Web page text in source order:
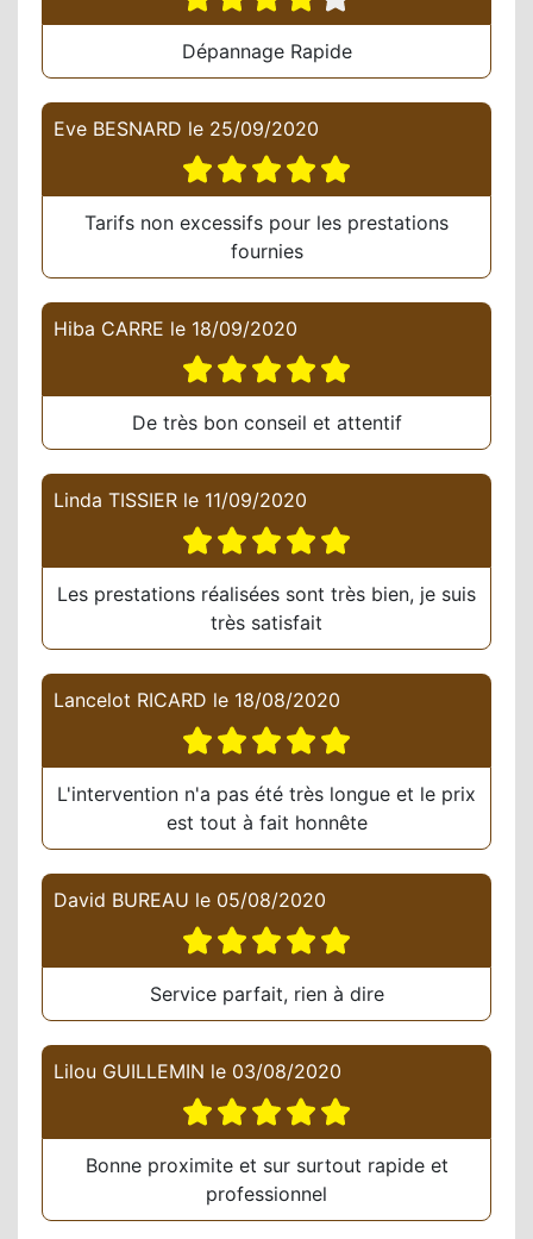
Dépannage Rapide
Eve BESNARD le 25/09/2020
Tarifs non excessifs pour les prestations
fournies
Hiba CARRE le 18/09/2020
De très bon conseil et attentif
Linda TISSIER le 11/09/2020
Les prestations réalisées sont très bien, je suis
très satisfait
Lancelot RICARD le 18/08/2020
L'intervention n'a pas été très longue et le prix
est tout à fait honnête
David BUREAU le 05/08/2020
Service parfait, rien à dire
Lilou GUILLEMIN le 03/08/2020
Bonne proximite et sur surtout rapide et
professionnel